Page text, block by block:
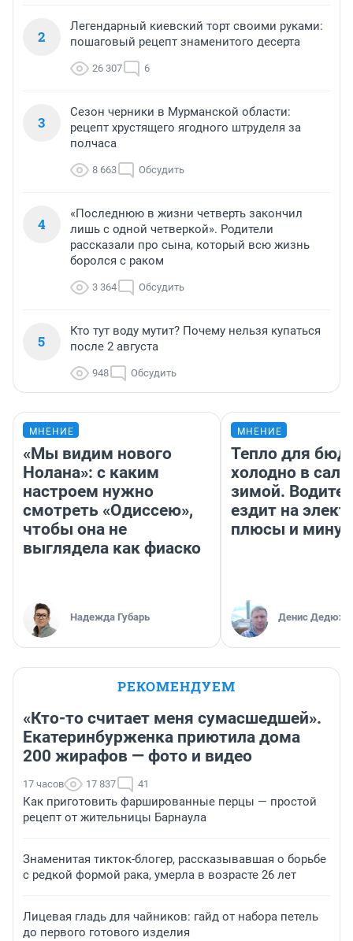
2
Легендарный киевский торт своими руками:
пошаговый рецепт знаменитого десерта
26 307 6
3
Сезон черники в Мурманской области:
рецепт хрустящего ягодного штруделя за
полчаса
8 663 Обсудить
4
«Последнюю в жизни четверть закончил
лишь с одной четверкой». Родители
рассказали про сына, который всю жизнь
боролся с раком
3 364 Обсудить
5
Кто тут воду мутит? Почему нельзя купаться
после 2 августа
948 Обсудить
МНЕНИЕ
«Мы видим нового
Нолана»: с каким
настроем нужно
смотреть «Одиссею»,
чтобы она не
выглядела как фиаско
Надежда Губарь
МНЕНИЕ
Тепло для
холодно в
зимой.
ездит на
плюсы и
Денис
РЕКОМЕНДУЕМ
«Кто-то считает меня сумасшедшей».
Екатеринбурженка приютила дома
200 жирафов — фото и видео
17 часов 17 837 41
Как приготовить фаршированные перцы — простой
рецепт от жительницы Барнаула
Знаменитая тикток-блогер, рассказывавшая о борьбе
с редкой формой рака, умерла в возрасте 26 лет
Лицевая гладь для чайников: гайд от набора петель
до первого готового изделия